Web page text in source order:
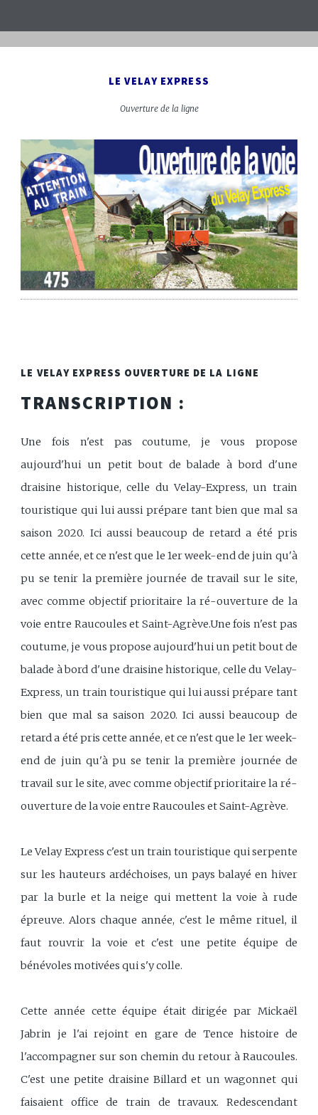
LE VELAY EXPRESS
Ouverture de la ligne
LE VELAY EXPRESS OUVERTURE DE LA LIGNE
TRANSCRIPTION :
Une fois n'est pas coutume, je vous propose
aujourd'hui un petit bout de balade à bord d'une
draisine historique, celle du Velay-Express, un train
touristique qui lui aussi prépare tant bien que mal sa
saison 2020. Ici aussi beaucoup de retard a été pris
cette année, et ce n'est que le 1er week-end de juin qu'à
pu se tenir la première journée de travail sur le site,
avec comme objectif prioritaire la ré-ouverture de la
voie entre Raucoules et Saint-Agrève.Une fois n'est pas
coutume, je vous propose aujourd'hui un petit bout de
balade à bord d'une draisine historique, celle du Velay-
Express, un train touristique qui lui aussi prépare tant
bien que mal sa saison 2020. Ici aussi beaucoup de
retard a été pris cette année, et ce n'est que le 1er week-
end de juin qu'à pu se tenir la première journée de
travail sur le site, avec comme objectif prioritaire la ré-
ouverture de la voie entre Raucoules et Saint-Agrève.
Le Velay Express c'est un train touristique qui serpente
sur les hauteurs ardéchoises, un pays balayé en hiver
par la burle et la neige qui mettent la voie à rude
épreuve. Alors chaque année, c'est le même rituel, il
faut rouvrir la voie et c'est une petite équipe de
bénévoles motivées qui s'y colle.
Cette année cette équipe était dirigée par Mickaël
Jabrin je l'ai rejoint en gare de Tence histoire de
l'accompagner sur son chemin du retour à Raucoules.
C'est une petite draisine Billard et un wagonnet qui
faisaient office de train de travaux. Redescendant